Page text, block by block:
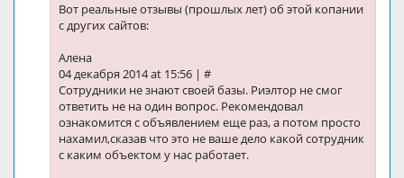
Вот реальные отзывы (прошлых лет) об этой копании
с других сайтов:
Алена
04 декабря 2014 at 15:56 | #
Сотрудники не знают своей базы. Риэлтор не смог
ответить не на один вопрос. Рекомендовал
ознакомится с объявлением еще раз, а потом просто
нахамил,сказав что это не ваше дело какой сотрудник
с каким объектом у нас работает.